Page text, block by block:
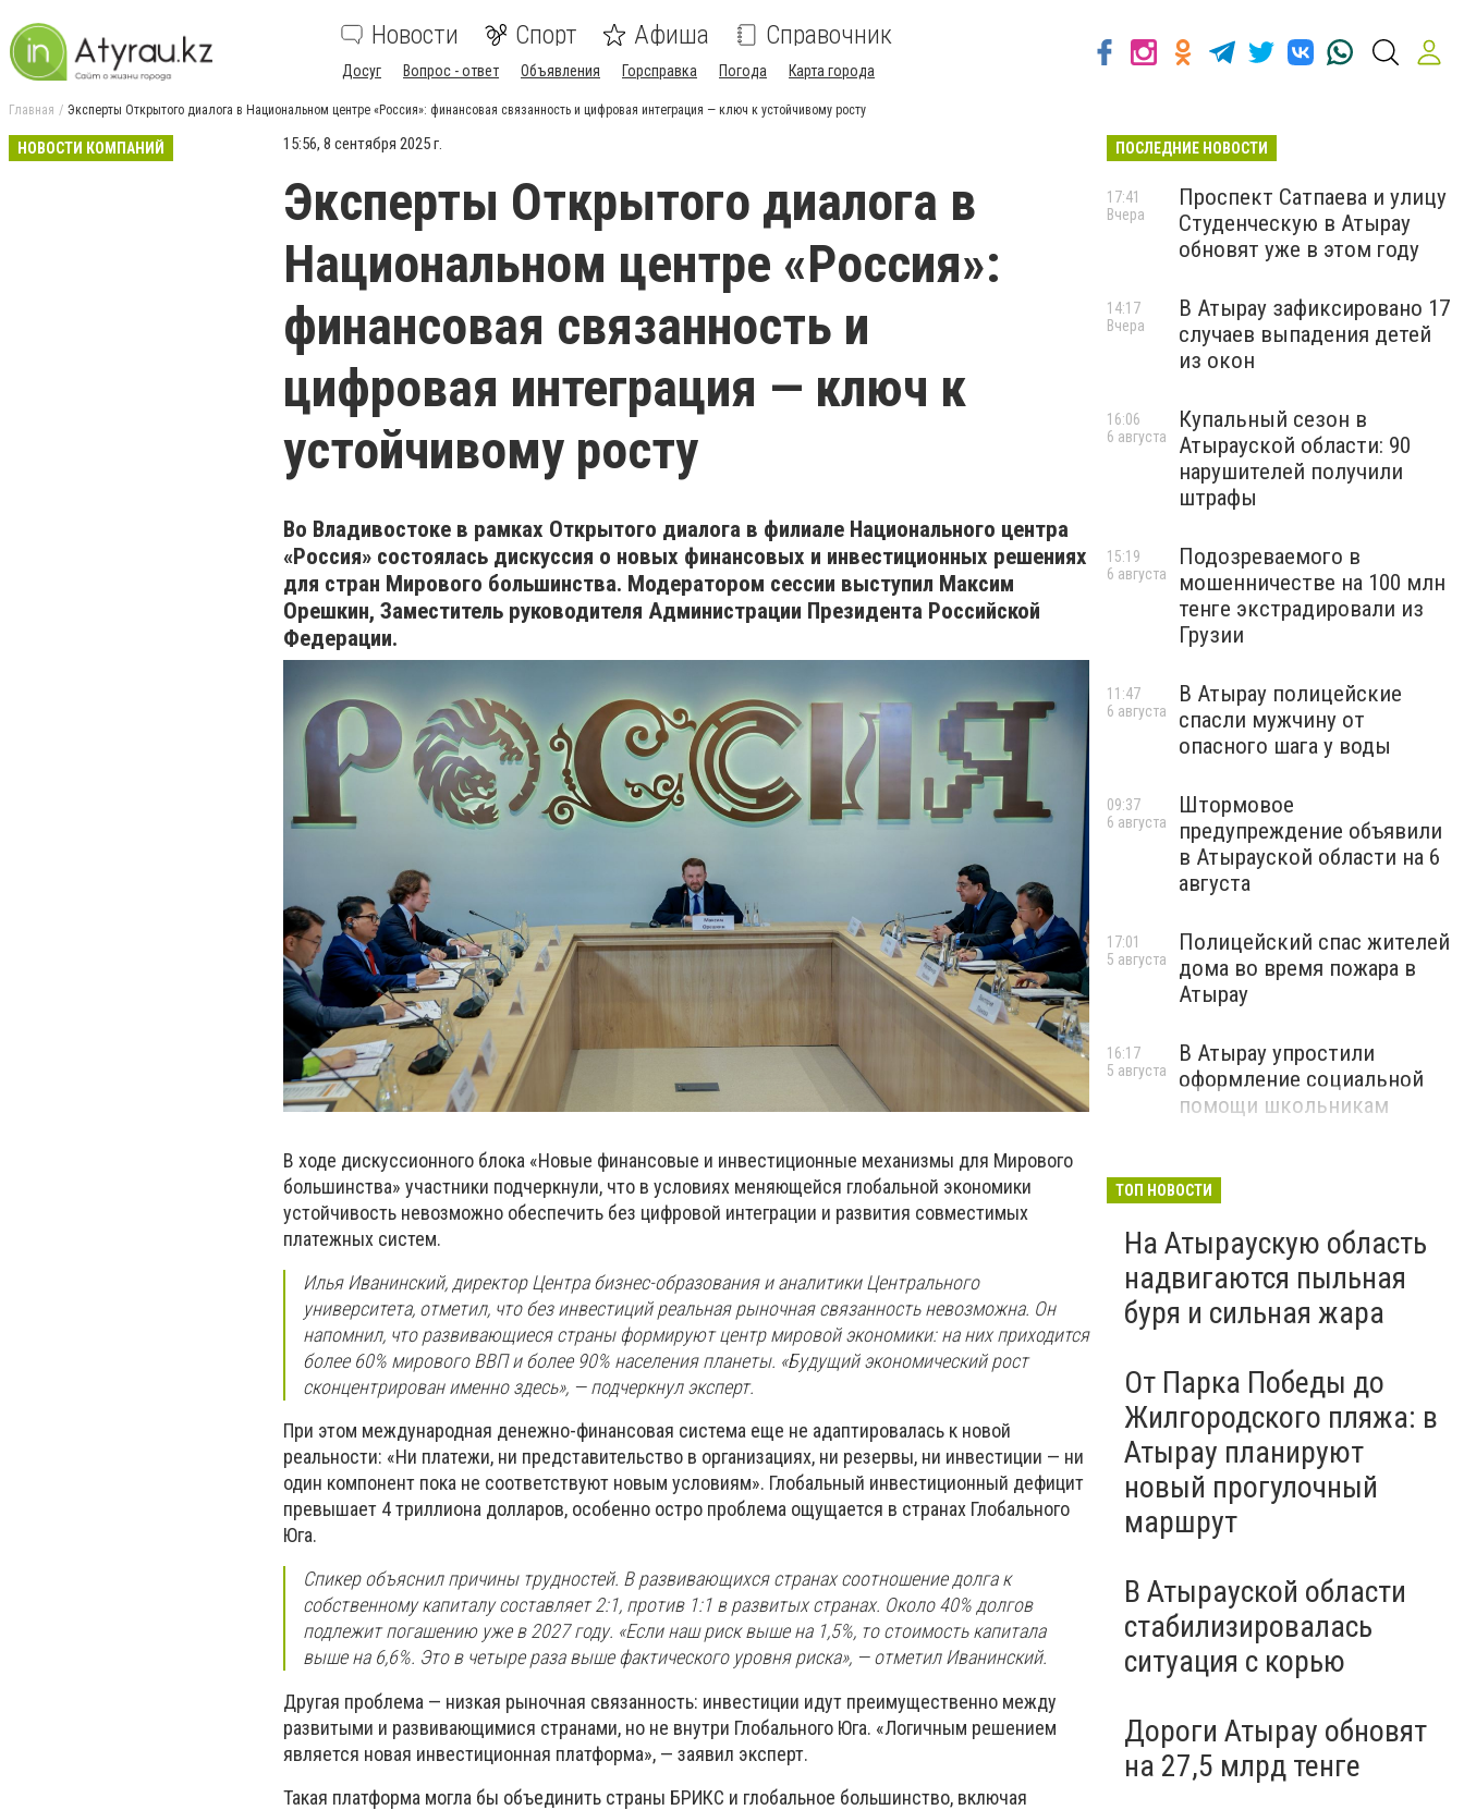
Новости Спорт Афиша Справочник
Досуг Вопрос - ответ Объявления Горсправка Погода Карта города
Главная Эксперты Открытого диалога в Национальном центре «Россия»: финансовая связанность и цифровая интеграция — ключ к устойчивому росту
НОВОСТИ КОМПАНИЙ 15:56, 8 сентября 2025 г.
Эксперты Открытого диалога в
Национальном центре «Россия»:
финансовая связанность и
цифровая интеграция — ключ к
устойчивому росту
Во Владивостоке в рамках Открытого диалога в филиале Национального центра
«Россия» состоялась дискуссия о новых финансовых и инвестиционных решениях
для стран Мирового большинства. Модератором сессии выступил Максим
Орешкин, Заместитель руководителя Администрации Президента Российской
Федерации.
В ходе дискуссионного блока «Новые финансовые и инвестиционные механизмы для Мирового
большинства» участники подчеркнули, что в условиях меняющейся глобальной экономики
устойчивость невозможно обеспечить без цифровой интеграции и развития совместимых
платежных систем.
Илья Иванинский, директор Центра бизнес-образования и аналитики Центрального
университета, отметил, что без инвестиций реальная рыночная связанность невозможна. Он
напомнил, что развивающиеся страны формируют центр мировой экономики: на них приходится
более 60% мирового ВВП и более 90% населения планеты. «Будущий экономический рост
сконцентрирован именно здесь», — подчеркнул эксперт.
При этом международная денежно-финансовая система еще не адаптировалась к новой
реальности: «Ни платежи, ни представительство в организациях, ни резервы, ни инвестиции — ни
один компонент пока не соответствуют новым условиям». Глобальный инвестиционный дефицит
превышает 4 триллиона долларов, особенно остро проблема ощущается в странах Глобального
Юга.
Спикер объяснил причины трудностей. В развивающихся странах соотношение долга к
собственному капиталу составляет 2:1, против 1:1 в развитых странах. Около 40% долгов
подлежит погашению уже в 2027 году. «Если наш риск выше на 1,5%, то стоимость капитала
выше на 6,6%. Это в четыре раза выше фактического уровня риска», — отметил Иванинский.
Другая проблема — низкая рыночная связанность: инвестиции идут преимущественно между
развитыми и развивающимися странами, но не внутри Глобального Юга. «Логичным решением
является новая инвестиционная платформа», — заявил эксперт.
Такая платформа могла бы объединить страны БРИКС и глобальное большинство, включая
ПОСЛЕДНИЕ НОВОСТИ
Проспект Сатпаева и улицу
Студенческую в Атырау
обновят уже в этом году
17:41
Вчера
В Атырау зафиксировано 17
случаев выпадения детей
из окон
14:17
Вчера
Купальный сезон в
Атырауской области: 90
нарушителей получили
штрафы
16:06
6 августа
Подозреваемого в
мошенничестве на 100 млн
тенге экстрадировали из
Грузии
15:19
6 августа
В Атырау полицейские
спасли мужчину от
опасного шага у воды
11:47
6 августа
Штормовое
предупреждение объявили
в Атырауской области на 6
августа
09:37
6 августа
Полицейский спас жителей
дома во время пожара в
Атырау
17:01
5 августа
В Атырау упростили
оформление социальной
помощи школьникам
16:17
5 августа
ТОП НОВОСТИ
На Атыраускую область
надвигаются пыльная
буря и сильная жара
От Парка Победы до
Жилгородского пляжа: в
Атырау планируют
новый прогулочный
маршрут
В Атырауской области
стабилизировалась
ситуация с корью
Дороги Атырау обновят
на 27,5 млрд тенге